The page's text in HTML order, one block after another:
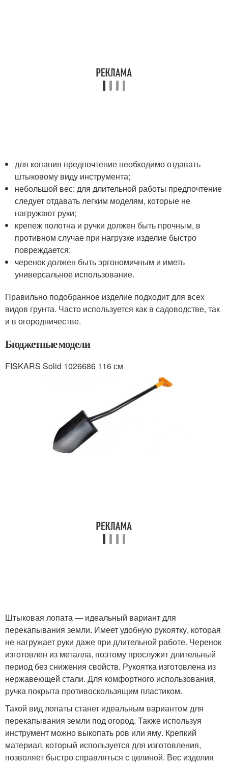
для копания предпочтение необходимо отдавать
штыковому виду инструмента;
небольшой вес: для длительной работы предпочтение
следует отдавать легким моделям, которые не
нагружают руки;
крепеж полотна и ручки должен быть прочным, в
противном случае при нагрузке изделие быстро
повреждается;
черенок должен быть эргономичным и иметь
универсальное использование.
Правильно подобранное изделие подходит для всех
видов грунта. Часто используется как в садоводстве, так
и в огородничестве.
Бюджетные модели
FISKARS Solid 1026686 116 см
Штыковая лопата — идеальный вариант для
перекапывания земли. Имеет удобную рукоятку, которая
не нагружает руки даже при длительной работе. Черенок
изготовлен из металла, поэтому прослужит длительный
период без снижения свойств. Рукоятка изготовлена из
нержавеющей стали. Для комфортного использования,
ручка покрыта противоскользящим пластиком.
Такой вид лопаты станет идеальным вариантом для
перекапывания земли под огород. Также используя
инструмент можно выкопать ров или яму. Крепкий
материал, который используется для изготовления,
позволяет быстро справляться с целиной. Вес изделия